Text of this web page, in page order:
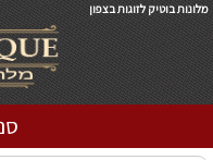
מלונות בוטיק לזוגות בצפון